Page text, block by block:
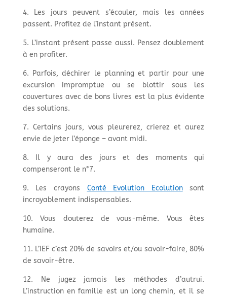
4. Les jours peuvent s’écouler, mais les années
passent. Profitez de l’instant présent.
5. L’instant présent passe aussi. Pensez doublement
à en profiter.
6. Parfois, déchirer le planning et partir pour une
excursion impromptue ou se blottir sous les
couvertures avec de bons livres est la plus évidente
des solutions.
7. Certains jours, vous pleurerez, crierez et aurez
envie de jeter l’éponge – avant midi.
8. Il y aura des jours et des moments qui
compenseront le n°7.
9. Les crayons Conté Evolution Ecolutionsont
incroyablement indispensables.
10. Vous douterez de vous-même. Vous êtes
humaine.
11. L’IEF c’est 20% de savoirs et/ou savoir-faire, 80%
de savoir-être.
12. Ne jugez jamais les méthodes d’autrui.
L’instruction en famille est un long chemin, et il se